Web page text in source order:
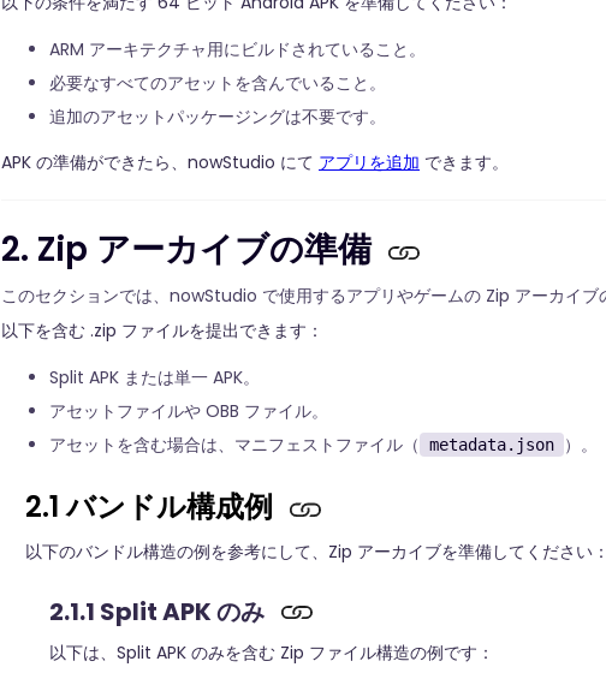
ARM アーキテクチャ用にビルドされていること。
必要なすべてのアセットを含んでいること。
追加のアセットパッケージングは不要です。
APK の準備ができたら、nowStudio にて アプリを追加 できます。
2. Zip アーカイブの準備
このセクションでは、nowStudio で使用するアプリやゲームの Zip アーカイブ
以下を含む .zip ファイルを提出できます：
Split APK または単一 APK。
アセットファイルや OBB ファイル。
アセットを含む場合は、マニフェストファイル（
metadata.json ）。
2.1 バンドル構成例
以下のバンドル構造の例を参考にして、Zip アーカイブを準備してください：
2.1.1 Split APK のみ
以下は、Split APK のみを含む Zip ファイル構造の例です：